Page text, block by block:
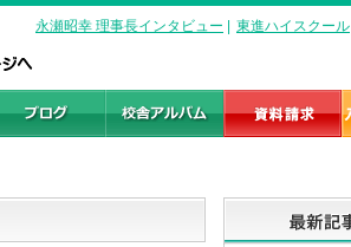
永瀬昭幸 理事長インタビュー 東進ハイスクール